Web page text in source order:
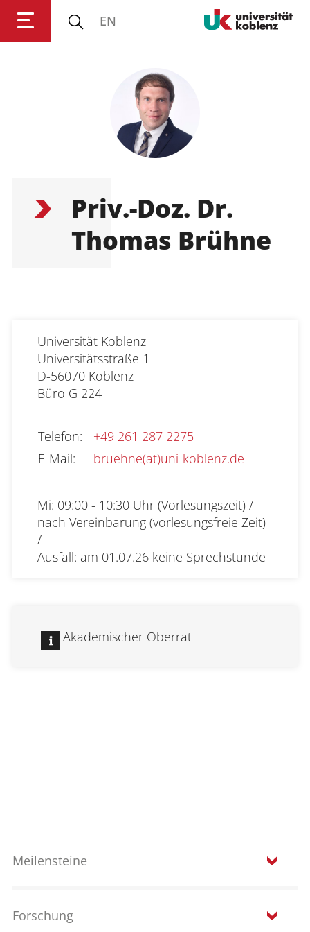
Impressum Datenschutz
EN
Priv.-Doz. Dr.
Thomas Brühne
Universität Koblenz
Universitätsstraße 1
D-56070 Koblenz
Büro G 224
Telefon:
+49 261 287 2275
E-Mail: bruehne(at)uni-koblenz.de
Mi: 09:00 - 10:30 Uhr (Vorlesungszeit) /
nach Vereinbarung (vorlesungsfreie Zeit)
/
Akademischer Oberrat
Meilensteine
Forschung